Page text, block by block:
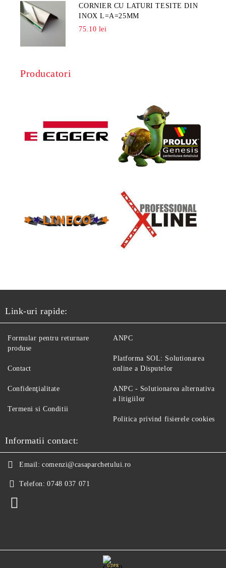
CORNIER CU LATURI TESITE DIN
INOX L=A=25MM
75.10 lei
Producatori
Link-uri rapide:
Formular pentru returnare
produse
Contact
Confidenţialitate
Termeni si Conditii
ANPC
Platforma SOL: Solutionarea
online a Disputelor
ANPC - Solutionarea alternativa
a litigiilor
Politica privind fisierele cookies
Informatii contact:
Email: comenzi@casaparchetului.ro
Telefon: 0748 037 071
GDPR